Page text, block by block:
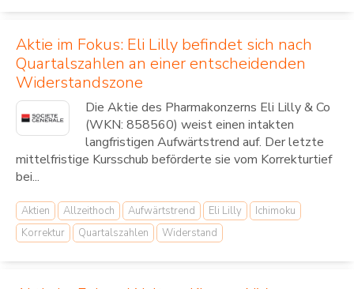
Aktie im Fokus: Eli Lilly befindet sich nach
Quartalszahlen an einer entscheidenden
Widerstandszone
Die Aktie des Pharmakonzerns Eli Lilly & Co
(WKN: 858560) weist einen intakten
langfristigen Aufwärtstrend auf. Der letzte
mittelfristige Kursschub beförderte sie vom Korrekturtief
bei...
Aktien Allzeithoch Aufwärtstrend Eli Lilly
Ichimoku
Korrektur
Quartalszahlen Widerstand